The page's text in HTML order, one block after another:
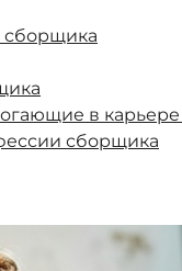
сборщика
в
сборщика